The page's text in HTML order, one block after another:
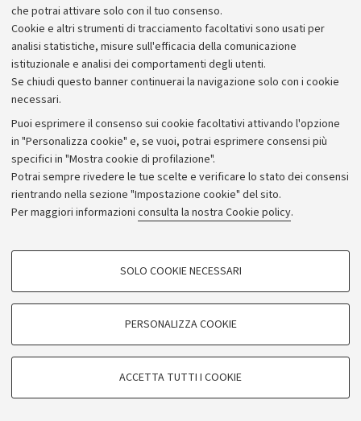
che potrai attivare solo con il tuo consenso.
Cookie e altri strumenti di tracciamento facoltativi sono usati per
analisi statistiche, misure sull'efficacia della comunicazione
istituzionale e analisi dei comportamenti degli utenti.
Se chiudi questo banner continuerai la navigazione solo con i cookie
necessari.
Puoi esprimere il consenso sui cookie facoltativi attivando l'opzione
in "Personalizza cookie" e, se vuoi, potrai esprimere consensi più
specifici in "Mostra cookie di profilazione".
Potrai sempre rivedere le tue scelte e verificare lo stato dei consensi
rientrando nella sezione "Impostazione cookie" del sito.
Per maggiori informazioni consulta la nostra Cookie policy.
COOKIE DI PROFILAZIONE - FACOLTATIVI
COOKIE TECNICI - NECESSARI
Si tratta di cookie tecnici utilizzati, a titolo esemplificativo, per il corretto
SOLO COOKIE NECESSARI
PERSONALIZZA COOKIE
ACCETTA TUTTI I COOKIE
Archivio
Comunicati stampa
Redazione
Rassegna stampa
© Copyright 2026 - ALMA MATER STUDIORUM - Università di
Bologna - Via Zamboni, 33 - 40126 Bologna - PI: 01131710376 -
CF: 80007010376
Privacy
Note legali Impostazioni Cookie